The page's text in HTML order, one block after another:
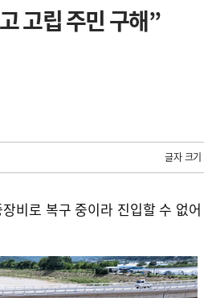
고립 주민 구해”
글자 크기
비로 복구 중이라 진입할 수 없어